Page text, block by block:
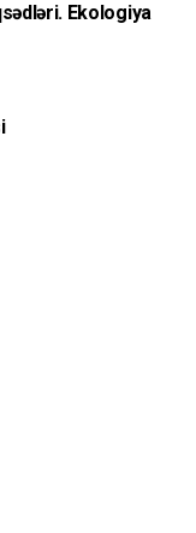
Ekologiya